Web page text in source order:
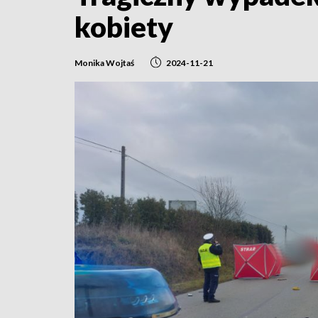
kobiety
Monika Wojtaś 2024-11-21